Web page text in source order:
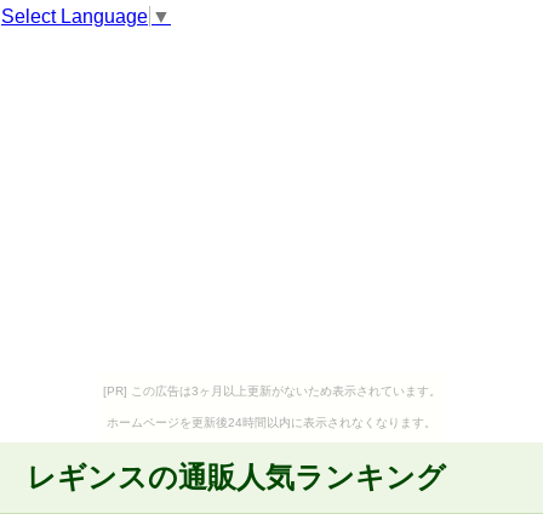
Select Language ▼
[PR] この広告は3ヶ月以上更新がないため表示されています。
ホームページを更新後24時間以内に表示されなくなります。
レギンスの通販人気ランキング